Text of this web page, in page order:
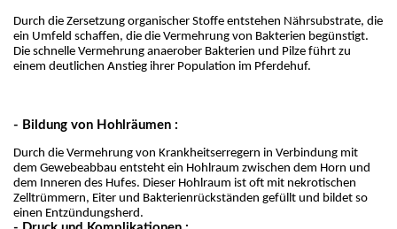
Durch die Zersetzung organischer Stoffe entstehen Nährsubstrate, die
ein Umfeld schaffen, die die Vermehrung von Bakterien begünstigt.
Die schnelle Vermehrung anaerober Bakterien und Pilze führt zu
einem deutlichen Anstieg ihrer Population im Pferdehuf.
- Bildung von Hohlräumen :
Durch die Vermehrung von Krankheitserregern in Verbindung mit
dem Gewebeabbau entsteht ein Hohlraum zwischen dem Horn und
dem Inneren des Hufes. Dieser Hohlraum ist oft mit nekrotischen
Zelltrümmern, Eiter und Bakterienrückständen gefüllt und bildet so
einen Entzündungsherd.